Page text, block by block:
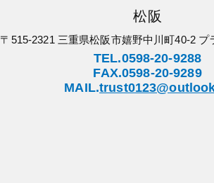
松阪
〒515-2321 三重県松阪市嬉野中川町40-2 プ
TEL.0598-20-9288
FAX.0598-20-9289
MAIL.